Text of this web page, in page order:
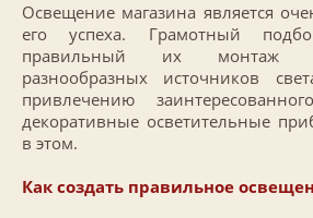
Освещение магазина является
его успеха. Грамотный
правильный их монтаж
разнообразных источников
привлечению
декоративные осветительные
в этом.
Как создать правильное